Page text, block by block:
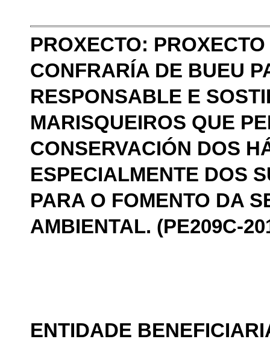
PROXECTO:
CONFRARÍA DE BUEU
RESPONSABLE E
MARISQUEIROS QUE
CONSERVACIÓN DOS
ESPECIALMENTE DOS
PARA O FOMENTO DA
AMBIENTAL. (PE209C-
ENTIDADE